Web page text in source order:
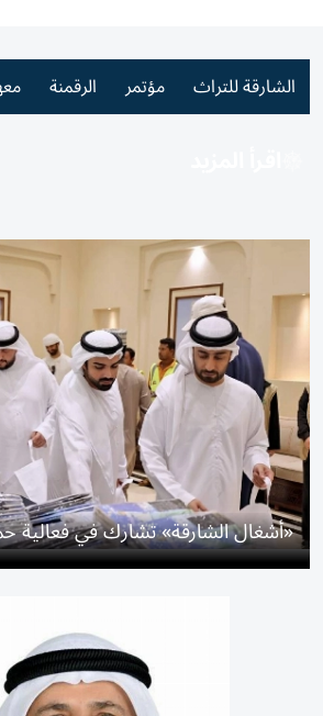
الشارقة للتراث مؤتمر الرقمنة
«أشغال الشارقة» تشارك في فعالية